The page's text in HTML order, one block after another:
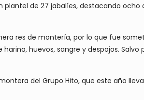
de 27 jabalíes, destacando
res de montería, por lo que fue
huevos, sangre y despojos.
del Grupo Hito, que este año